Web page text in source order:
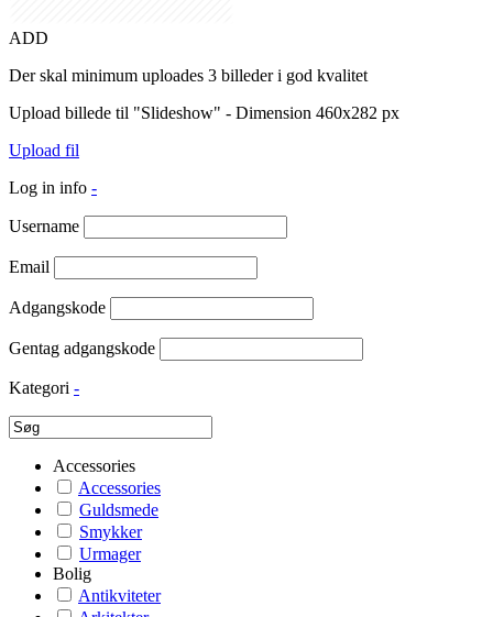
ADD
Der skal minimum uploades 3 billeder i god kvalitet
Upload billede til "Slideshow" - Dimension 460x282 px
Upload fil
Log in info -
Username
Email
Adgangskode
Gentag adgangskode
Kategori -
Accessories
Accessories
Guldsmede
Smykker
Urmager
Bolig
Antikviteter